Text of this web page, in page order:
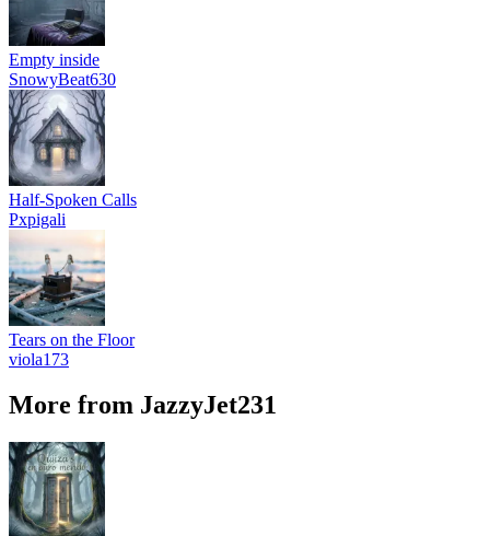
Empty inside
SnowyBeat630
Half-Spoken Calls
Pxpigali
Tears on the Floor
viola173
More from JazzyJet231